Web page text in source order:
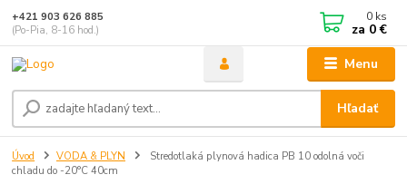
Menu
Hľadať
+421 903 626 885
(Po-Pia, 8-16 hod.)
0 ks
za 0 €
Úvod VODA & PLYN
Stredotlaká plynová hadica PB 10 odolná voči
chladu do -20°C 40cm